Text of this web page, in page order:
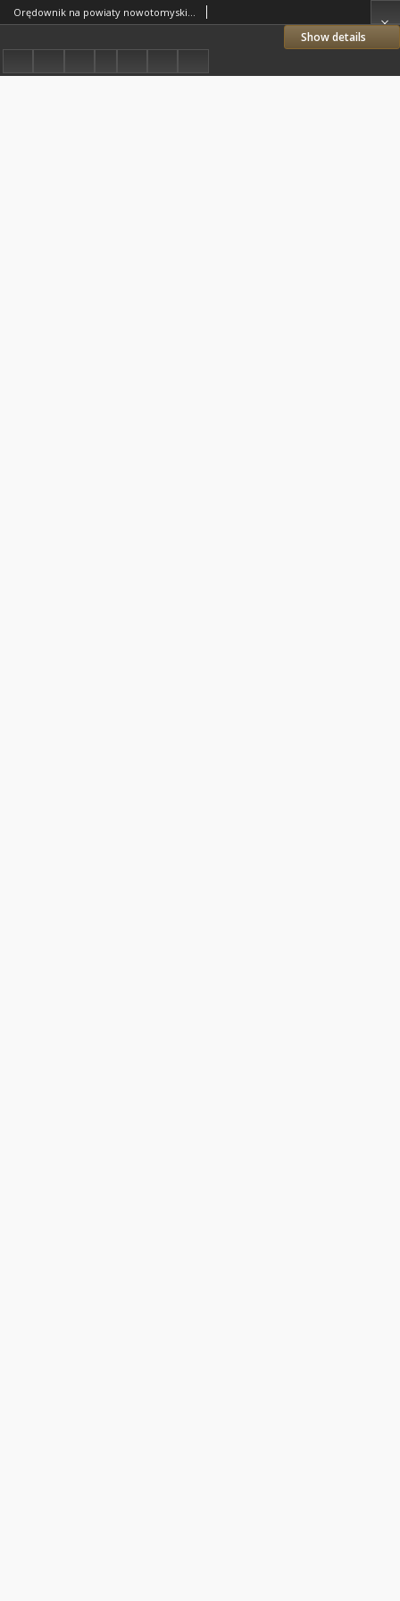
Show details
Orędownik na powiaty nowotomyski i wolsztyński 1937.08.14 R.18 Nr89